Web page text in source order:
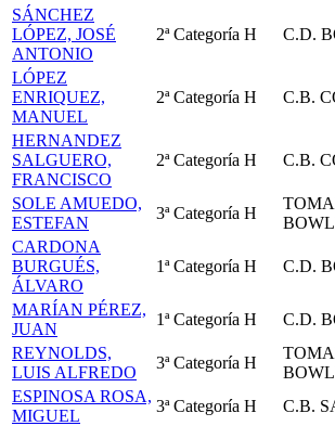
SÁNCHEZ
LÓPEZ, JOSÉ
ANTONIO
2ª Categoría H C.D.
LÓPEZ
ENRIQUEZ,
MANUEL
2ª Categoría H C.B.
HERNANDEZ
SALGUERO,
FRANCISCO
2ª Categoría H C.B.
SOLE AMUEDO,
ESTEFAN
3ª Categoría H
CARDONA
BURGUÉS,
ÁLVARO
1ª Categoría H C.D.
MARÍAN PÉREZ,
JUAN
1ª Categoría H C.D.
REYNOLDS,
LUIS ALFREDO
3ª Categoría H
ESPINOSA ROSA,
MIGUEL
3ª Categoría H C.B.